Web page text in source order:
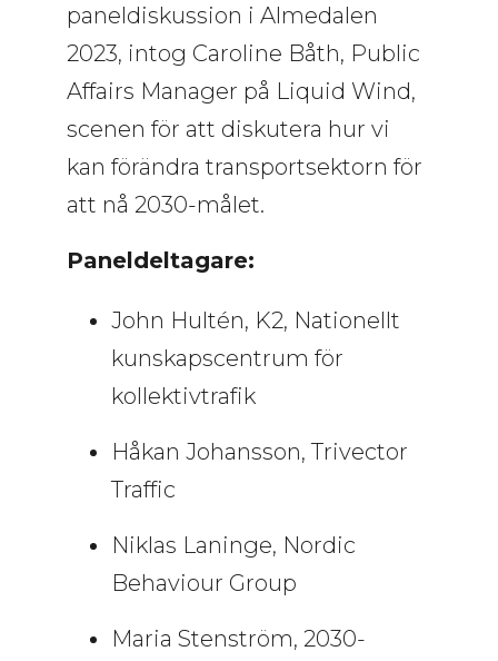
paneldiskussion i Almedalen
2023, intog Caroline Båth, Public
Affairs Manager på Liquid Wind,
scenen för att diskutera hur vi
kan förändra transportsektorn för
att nå 2030-målet.
Paneldeltagare:
John Hultén, K2, Nationellt
kunskapscentrum för
kollektivtrafik
Håkan Johansson, Trivector
Traffic
Niklas Laninge, Nordic
Behaviour Group
Maria Stenström, 2030-